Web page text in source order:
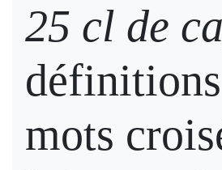
25 cl de
mots